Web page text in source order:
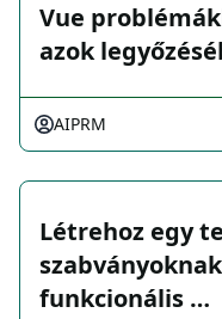
Vue
azok
AIPRM
Létrehoz egy
funkcionális …